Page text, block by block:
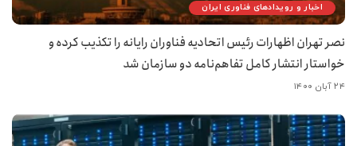
اخبار و رویدادهای فناوری ایران
نصر تهران اظهارات رئیس اتحادیه فناوران رایانه را تکذیب کرده و
خواستار انتشار کامل تفاهم‌نامه دو سازمان شد
۲۴ آبان ۱۴۰۰